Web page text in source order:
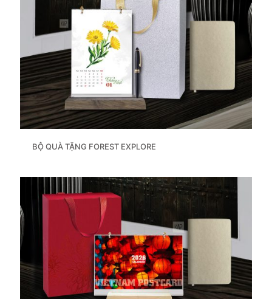
BỘ QUÀ TẶNG FOREST EXPLORE